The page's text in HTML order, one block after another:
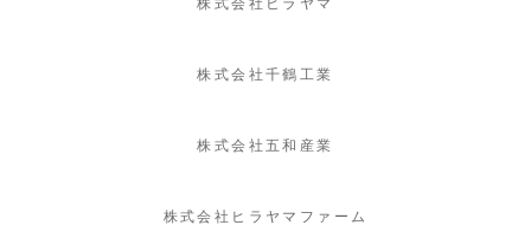
株式会社千鶴工業
株式会社五和産業
株式会社ヒラヤマファーム